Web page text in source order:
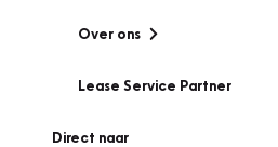
Over ons
Lease Service Partner
Direct naar